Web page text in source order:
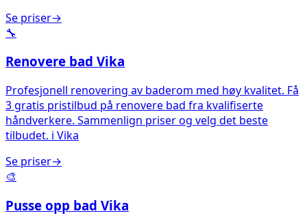
Se priser→
🔧
Renovere bad Vika
Profesjonell renovering av baderom med høy kvalitet. Få
3 gratis pristilbud på renovere bad fra kvalifiserte
håndverkere. Sammenlign priser og velg det beste
tilbudet. i Vika
Se priser→
🎨
Pusse opp bad Vika